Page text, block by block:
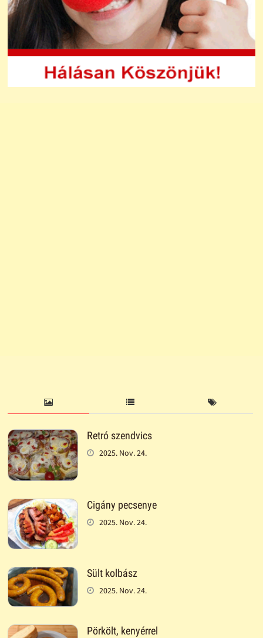
Retró szendvics
2025. Nov. 24.
Cigány pecsenye
2025. Nov. 24.
Sült kolbász
2025. Nov. 24.
Pörkölt, kenyérrel